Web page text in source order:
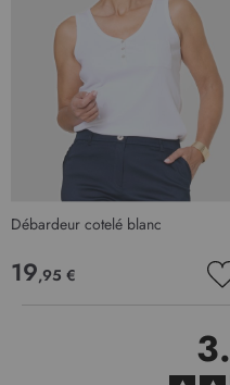
Débardeur cotelé blanc
19,95 €